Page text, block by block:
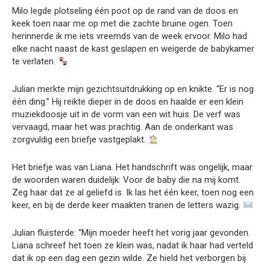
Milo legde plotseling één poot op de rand van de doos en
keek toen naar me op met die zachte bruine ogen. Toen
herinnerde ik me iets vreemds van de week ervoor. Milo had
elke nacht naast de kast geslapen en weigerde de babykamer
te verlaten.
Julian merkte mijn gezichtsuitdrukking op en knikte. “Er is nog
één ding.” Hij reikte dieper in de doos en haalde er een klein
muziekdoosje uit in de vorm van een wit huis. De verf was
vervaagd, maar het was prachtig. Aan de onderkant was
zorgvuldig een briefje vastgeplakt.
Het briefje was van Liana. Het handschrift was ongelijk, maar
de woorden waren duidelijk: Voor de baby die na mij komt.
Zeg haar dat ze al geliefd is. Ik las het één keer, toen nog een
keer, en bij de derde keer maakten tranen de letters wazig.
Julian fluisterde: “Mijn moeder heeft het vorig jaar gevonden.
Liana schreef het toen ze klein was, nadat ik haar had verteld
dat ik op een dag een gezin wilde. Ze hield het verborgen bij